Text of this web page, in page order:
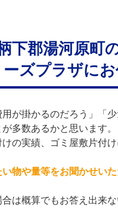
下郡湯河原町
ズプラザに
が掛かるのだろう」「
多数あるかと思います。
の実績、ゴミ屋敷片付
物や量等をお聞かせい
は概算でもお答え出来